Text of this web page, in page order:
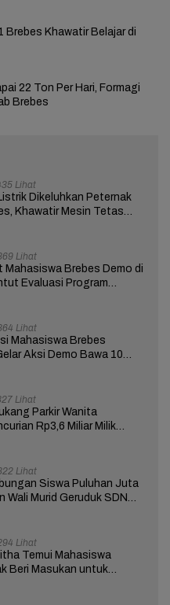
Brebes Khawatir Belajar di
22 Ton Per Hari, Formagi
Brebes
Lihat
Dikeluhkan Peternak
Khawatir Mesin Tetas
Lihat
Mahasiswa Brebes Demo di
Evaluasi Program
Lihat
Mahasiswa Brebes
Aksi Demo Bawa 10
Lihat
Parkir Wanita
Rp3,6 Miliar Milik
Lihat
Siswa Puluhan Juta
Wali Murid Geruduk SDN
Lihat
Temui Mahasiswa
Beri Masukan untuk